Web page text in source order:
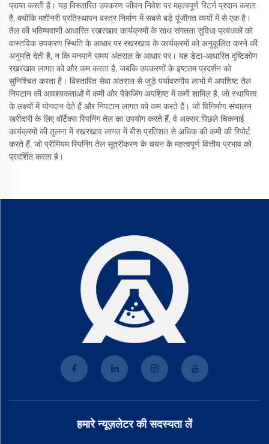
प्राप्त करती हैं। यह विस्तारित उपकरण जीवन निवेश पर महत्वपूर्ण रिटर्न प्रदान करता
है, क्योंकि मशीनरी प्रतिस्थापन वस्त्र निर्माण में सबसे बड़े पूंजीगत व्ययों में से एक है।
तेल की भविष्यवाणी आधारित रखरखाव कार्यक्रमों के साथ संगतता सुविधा प्रबंधकों को
वास्तविक उपकरण स्थिति के आधार पर रखरखाव के कार्यक्रमों को अनुकूलित करने की
अनुमति देती है, न कि मनमाने समय अंतराल के आधार पर। यह डेटा-आधारित दृष्टिकोण
रखरखाव लागत को और कम करता है, जबकि उपकरणों के इष्टतम प्रदर्शन को
सुनिश्चित करता है। विस्तारित सेवा अंतराल से जुड़े पर्यावरणीय लाभों में अपशिष्ट तेल
निपटान की आवश्यकताओं में कमी और पैकेजिंग अपशिष्ट में कमी शामिल है, जो स्थायित्व
के लक्ष्यों में योगदान देते हैं और निपटान लागत को कम करते हैं। जो विनिर्माण संचालन
खरीदारी के लिए वॉर्टेक्स स्पिनिंग तेल का उपयोग करते हैं, वे अक्सर पिछले चिकनाई
कार्यक्रमों की तुलना में रखरखाव लागत में बीस प्रतिशत से अधिक की कमी की रिपोर्ट
करते हैं, जो प्रीमियम स्पिनिंग तेल सूत्रीकरण के चयन के महत्वपूर्ण वित्तीय प्रभाव को
प्रदर्शित करता है।
हमारे न्यूज़लेटर की सदस्यता लें